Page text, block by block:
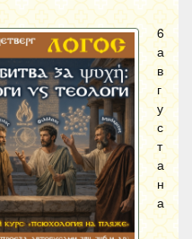
6
а
в
г
у
с
т
а
н
а